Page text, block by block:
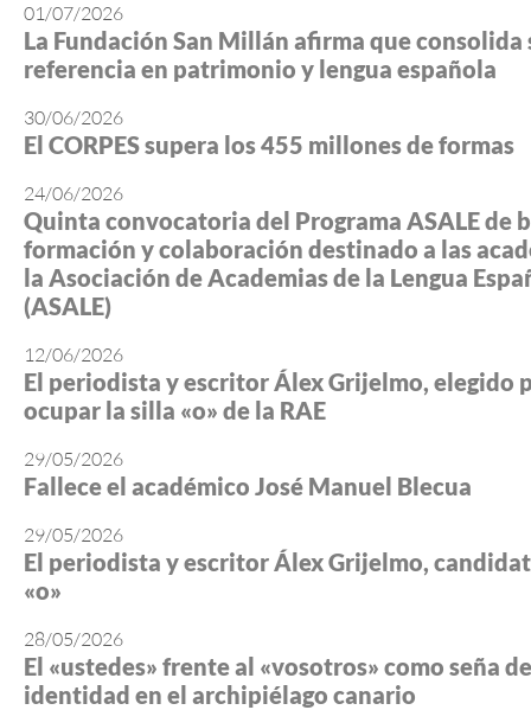
01/07/2026
La Fundación San Millán afirma que consolida
referencia en patrimonio y lengua española
30/06/2026
El CORPES supera los 455 millones de formas
24/06/2026
Quinta convocatoria del Programa ASALE de
formación y colaboración destinado a las
la Asociación de Academias de la Lengua
(ASALE)
12/06/2026
El periodista y escritor Álex Grijelmo, elegido
ocupar la silla «o» de la RAE
29/05/2026
Fallece el académico José Manuel Blecua
29/05/2026
El periodista y escritor Álex Grijelmo,
«o»
28/05/2026
El «ustedes» frente al «vosotros» como seña de
identidad en el archipiélago canario